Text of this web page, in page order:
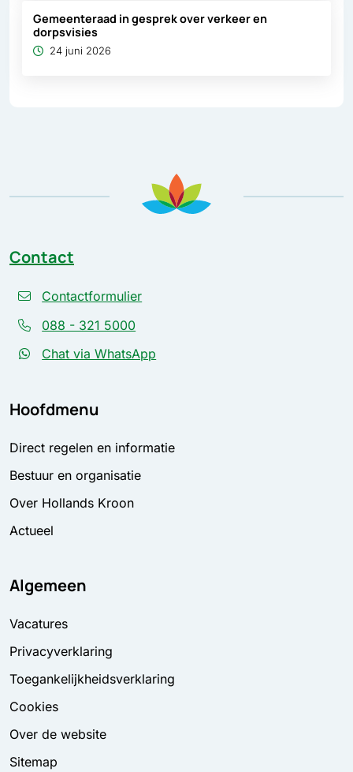
Gemeenteraad in gesprek over verkeer en
dorpsvisies
24 juni 2026
Contact
Contactformulier
088 - 321 5000
Chat via WhatsApp
Hoofdmenu
Direct regelen en informatie
Bestuur en organisatie
Over Hollands Kroon
Actueel
Algemeen
Vacatures
Privacyverklaring
Toegankelijkheidsverklaring
Cookies
Over de website
Sitemap